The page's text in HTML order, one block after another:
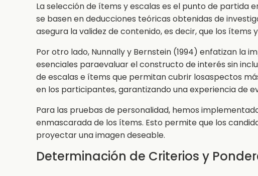
La selección de ítems y escalas es el punto de partida
se basen en deducciones teóricas obtenidas de
asegura la validez de contenido, es decir, que los
Por otro lado, Nunnally y Bernstein (1994) enfatizan la
esenciales paraevaluar el constructo de interés sin
de escalas e ítems que permitan cubrir losaspectos
en los participantes, garantizando una experiencia de
Para las pruebas de personalidad, hemos
enmascarada de los ítems. Esto permite que los
proyectar una imagen deseable.
Determinación de Criterios y